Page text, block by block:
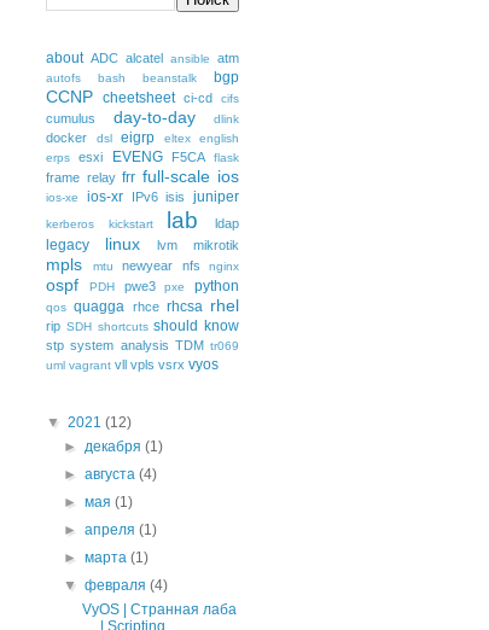
about ADC alcatel ansible atm
autofs bash beanstalk bgp
CCNP cheetsheet ci-cd cifs
cumulus day-to-day dlink
docker dsl eigrp eltex
english
erps
esxi EVENG F5CA flask
frame relay frr full-scale ios
ios-xe ios-xr IPv6 isis juniper
kerberos kickstart lab ldap
legacy linux lvm mikrotik
mpls mtu newyear nfs nginx
ospf PDH pwe3 pxe python
qos quagga rhce rhcsa rhel
rip SDH shortcuts should know
stp system analysis TDM tr069
uml vagrant vll vpls vsrx vyos
▼ 2021 (12)
►декабря(1)
►августа(4)
►мая(1)
►апреля(1)
►марта(1)
▼февраля(4)
VyOS | Странная лаба